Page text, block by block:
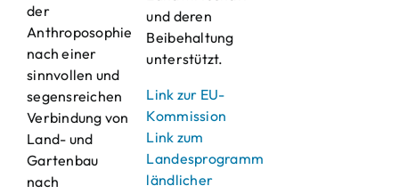
der
Anthroposophie
nach einer
sinnvollen und
segensreichen
Verbindung von
Land- und
Gartenbau
nach
und deren
Beibehaltung
unterstützt.
Link zur EU-
Kommission
Link zum
Landesprogramm
ländlicher